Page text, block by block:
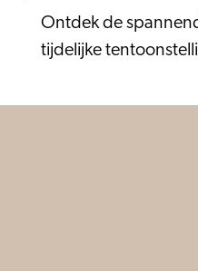
Ontdek de
tijdelijke